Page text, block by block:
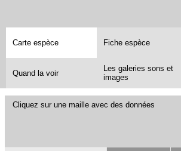
Carte espèce Fiche espèce
Quand la voir
Les galeries sons et
images
Cliquez sur une maille avec des données